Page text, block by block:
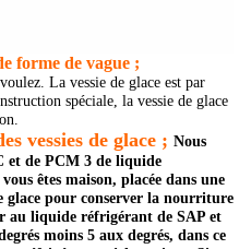
forme de vague ;
La vessie de glace est par
spéciale, la vessie de glace
vessies de glace ; Nous
et de PCM 3 de liquide
êtes maison, placée dans une
glace pour conserver la nourriture
au liquide réfrigérant de SAP et
moins 5 aux degrés, dans ce